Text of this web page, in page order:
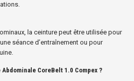
la ceinture peut être utilisée pour
séance d’entraînement ou pour
CoreBelt 1.0 Compex ?